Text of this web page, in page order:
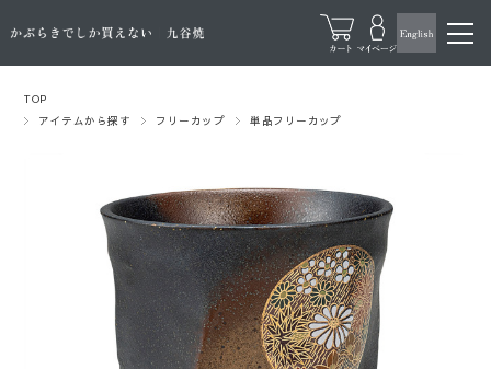
TOP
アイテムから探す
フリーカップ 単品フリーカップ